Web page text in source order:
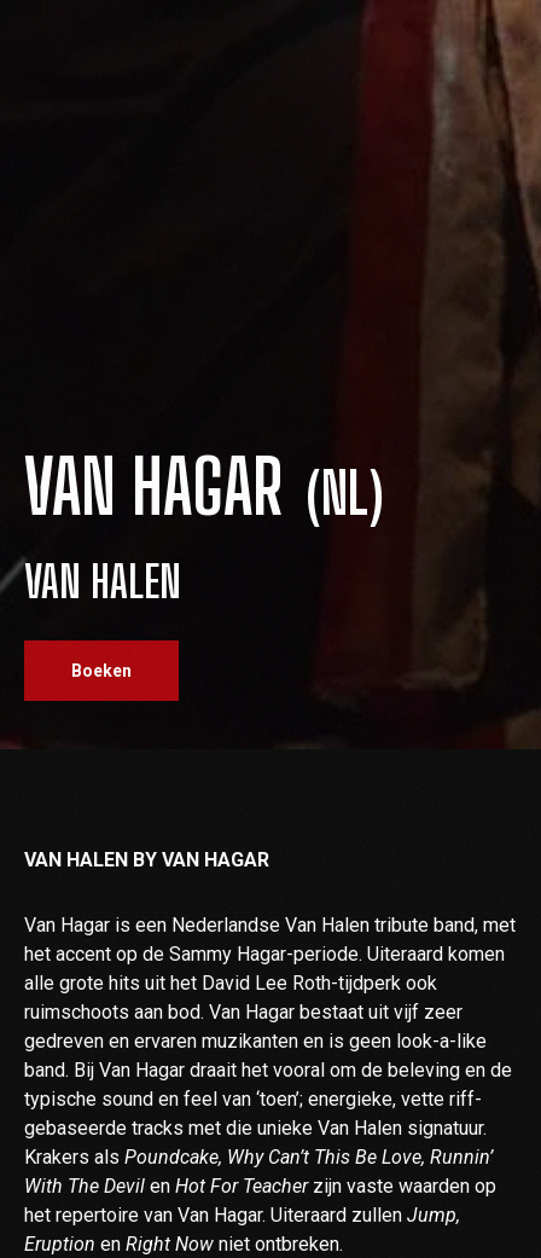
VAN HAGAR (NL)
VAN HALEN
Boeken
VAN HALEN BY VAN HAGAR
Van Hagar is een Nederlandse Van Halen tribute band, met
het accent op de Sammy Hagar-periode. Uiteraard komen
alle grote hits uit het David Lee Roth-tijdperk ook
ruimschoots aan bod. Van Hagar bestaat uit vijf zeer
gedreven en ervaren muzikanten en is geen look-a-like
band. Bij Van Hagar draait het vooral om de beleving en de
typische sound en feel van ‘toen’; energieke, vette riff-
gebaseerde tracks met die unieke Van Halen signatuur.
Krakers als Poundcake, Why Can’t This Be Love, Runnin’
With The Devil en Hot For Teacherzijn vaste waarden op
het repertoire van Van Hagar. Uiteraard zullen Jump,
Eruption en Right Now niet ontbreken.